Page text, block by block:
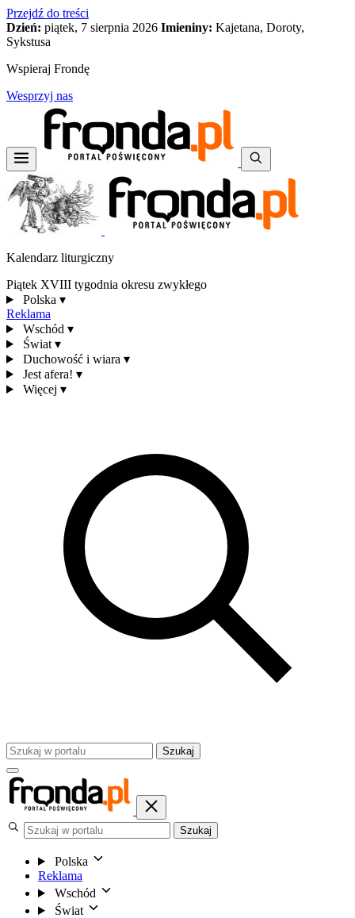
Przejdź do treści
Dzień: piątek, 7 sierpnia 2026 Imieniny: Kajetana, Doroty,
Sykstusa
Wspieraj Frondę
Wesprzyj nas
Kalendarz liturgiczny
Piątek XVIII tygodnia okresu zwykłego
Polska ▾
Reklama
Wschód ▾
Świat ▾
Duchowość i wiara ▾
Jest afera! ▾
Więcej ▾
Szukaj
Szukaj
Polska
Reklama
Wschód
Świat